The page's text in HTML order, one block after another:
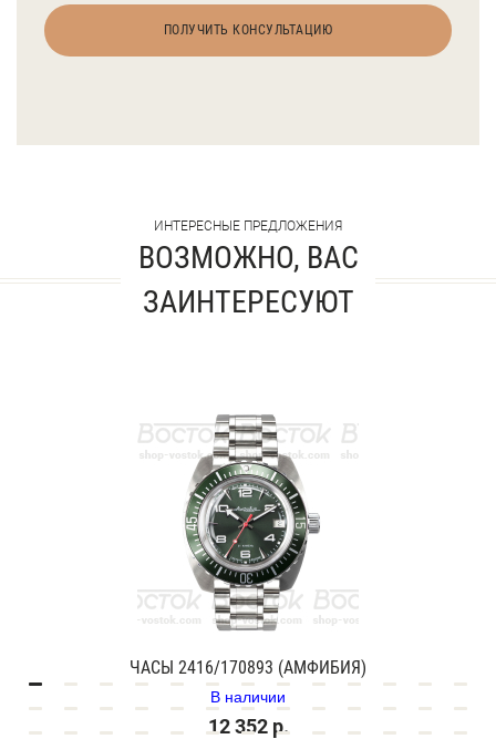
ПОЛУЧИТЬ КОНСУЛЬТАЦИЮ
ИНТЕРЕСНЫЕ ПРЕДЛОЖЕНИЯ
ВОЗМОЖНО, ВАС
ЗАИНТЕРЕСУЮТ
ЧАСЫ 2416/170893 (АМФИБИЯ)
В наличии
12 352 р.